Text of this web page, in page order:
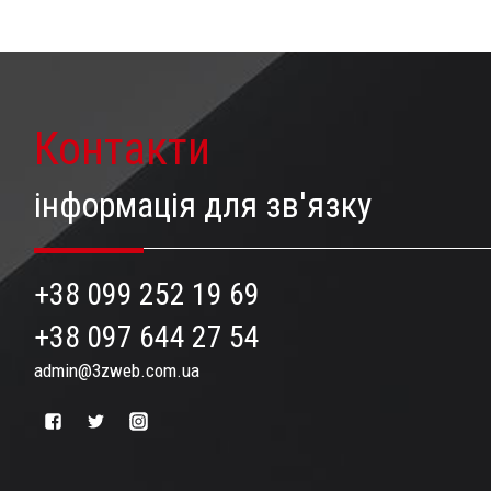
Контакти
інформація для зв'язку
+38 099 252 19 69
+38 097 644 27 54
admin@3zweb.com.ua